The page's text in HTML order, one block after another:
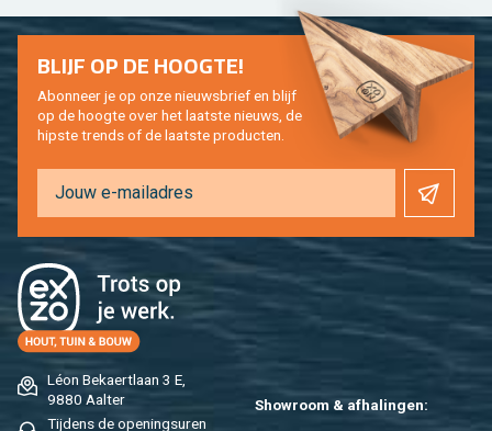
Léon Be­kaert­laan 3 E,
9880 Aal­ter
Tij­dens de ope­nings­uren
Show­room & af­ha­lin­gen:
BLIJF OP DE HOOG­TE!
Abon­neer je op onze nieuws­brief en blijf
op de hoog­te over het laat­ste nieuws, de
hip­s­te trends of de laat­ste pro­duc­ten.